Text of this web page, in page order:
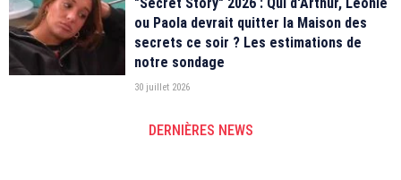
ou Paola devrait quitter la Maison des
secrets ce soir ? Les estimations de
notre sondage
30 juillet 2026
DERNIÈRES NEWS